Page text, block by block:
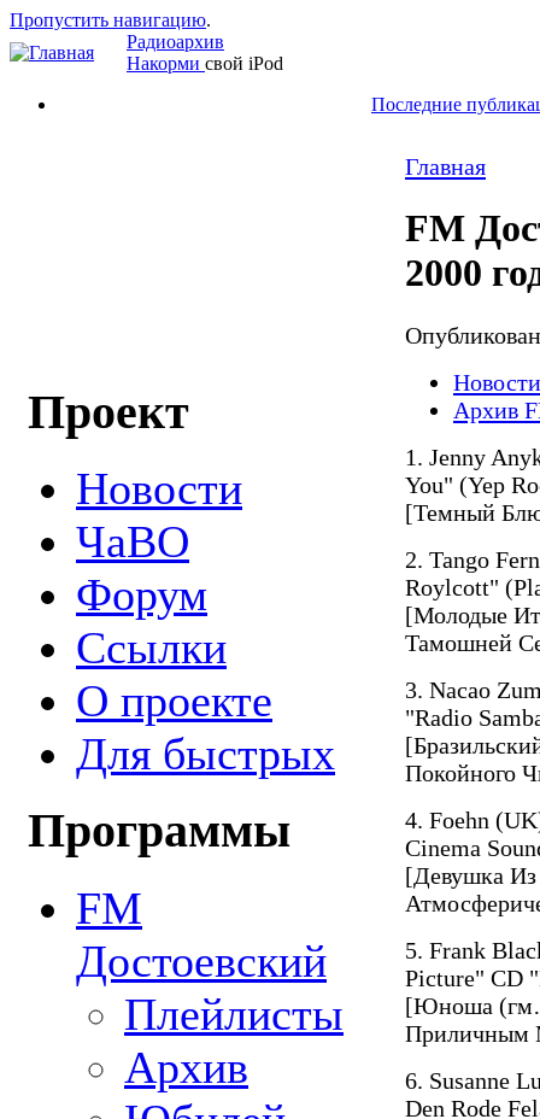
Пропустить навигацию.
Радиоархив
Накорми свой iPod
Последние
Проект
Новости
ЧаВО
Форум
Ссылки
О проекте
Для быстрых
Программы
FM
Достоевский
Плейлисты
Архив
Главная
FM
2000
Новости
Архив
1. Jenny
You" (Yep
[Темный
2. Tango
Roylcott"
[Молодые
Тамошней
3. Nacao
"Radio
Покойного
4. Foehn
Cinema
[Девушка
5. Frank
Picture" CD
[Юноша
Приличным
6. Susanne
Den Rode